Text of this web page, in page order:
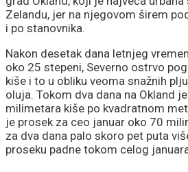
Zelandu, jer na njegovom širem
i po stanovnika.
Nakon desetak dana letnjeg
oko 25 stepeni, Severno ostrvo
kiše i to u obliku veoma snažnih
oluja. Tokom dva dana na Okland
milimetara kiše po kvadratnom
je prosek za ceo januar oko 70
za dva dana palo skoro pet puta
proseku padne tokom celog